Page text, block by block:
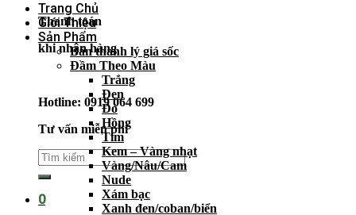
Thanh toán
khi nhận hàng
Hotline: 0919 064 699
Tư vấn miễn phí
0
Trang Chủ
Giới Thiệu
Sản Phẩm
Bán thanh lý giá sốc
Đầm Theo Màu
Trắng
Đen
Đỏ
Hồng
Tím
Kem – Vàng nhạt
Vàng/Nâu/Cam
Nude
Xám bạc
Xanh đen/coban/biển